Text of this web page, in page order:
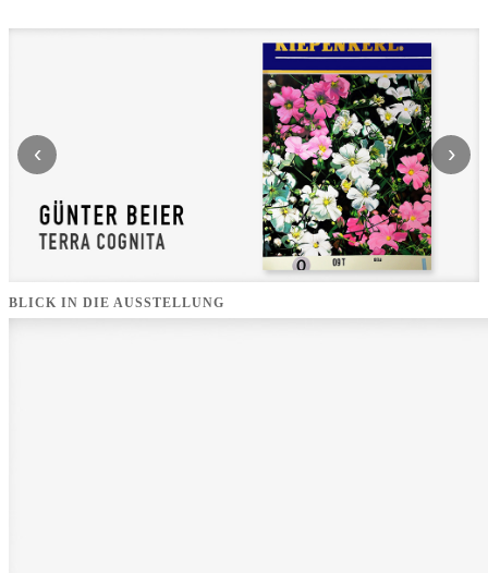
‹ ›
BLICK IN DIE AUSSTELLUNG